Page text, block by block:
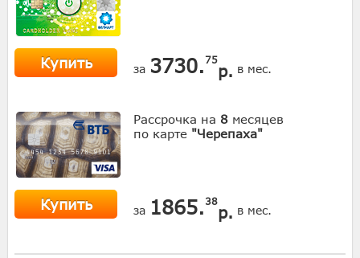
Купить за 3730. 75
р. в мес.
Рассрочка на 8 месяцев
по карте "Черепаха"
Купить за 1865. 38
р. в мес.